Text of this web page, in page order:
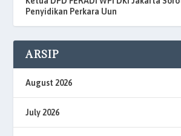
Penyidikan Perkara Uun
ARSIP
August 2026
July 2026